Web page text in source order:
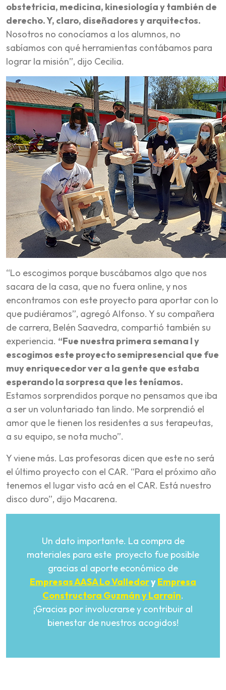
obstetricia, medicina, kinesiología y también de
derecho. Y, claro, diseñadores y arquitectos.
Nosotros no conocíamos a los alumnos, no
sabíamos con qué herramientas contábamos para
lograr la misión”, dijo Cecilia.
“Lo escogimos porque buscábamos algo que nos
sacara de la casa, que no fuera online, y nos
encontramos con este proyecto para aportar con lo
que pudiéramos”, agregó Alfonso. Y su compañera
de carrera, Belén Saavedra, compartió también su
experiencia. “Fue nuestra primera semana I y
escogimos este proyecto semipresencial que fue
muy enriquecedor ver a la gente que estaba
esperando la sorpresa que les teníamos.
Estamos sorprendidos porque no pensamos que iba
a ser un voluntariado tan lindo. Me sorprendió el
amor que le tienen los residentes a sus terapeutas,
a su equipo, se nota mucho”.
Y viene más. Las profesoras dicen que este no será
el último proyecto con el CAR. “Para el próximo año
tenemos el lugar visto acá en el CAR. Está nuestro
disco duro”, dijo Macarena.
Un dato importante. La compra de
materiales para este proyecto fue posible
gracias al aporte económico de
Empresas AASA Lo ValledoryEmpresa
Constructora Guzmán y Larraín.
¡Gracias por involucrarse y contribuir al
bienestar de nuestros acogidos!